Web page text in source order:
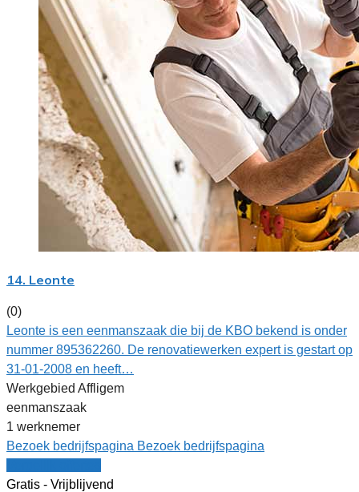
14. Leonte
(0)
Leonte is een eenmanszaak die bij de KBO bekend is onder
nummer 895362260. De renovatiewerken expert is gestart op
31-01-2008 en heeft…
Werkgebied Affligem
eenmanszaak
1 werknemer
Bezoek bedrijfspagina Bezoek bedrijfspagina
Gratis - Vrijblijvend